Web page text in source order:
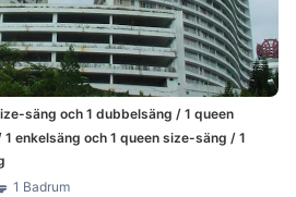
säng och 1 dubbelsäng / 1 queen
enkelsäng och 1 queen size-säng / 1
1 Badrum